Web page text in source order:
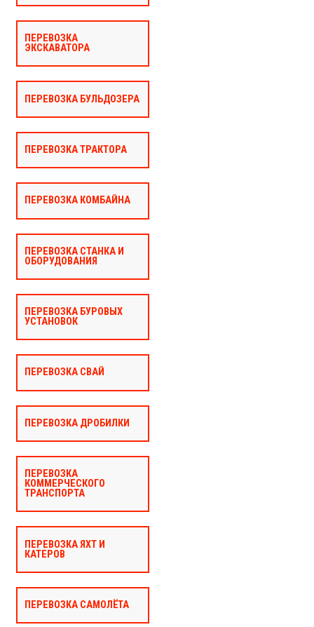
ПЕРЕВОЗКА
ЭКСКАВАТОРА
ПЕРЕВОЗКА БУЛЬДОЗЕРА
ПЕРЕВОЗКА ТРАКТОРА
ПЕРЕВОЗКА КОМБАЙНА
ПЕРЕВОЗКА СТАНКА И
ОБОРУДОВАНИЯ
ПЕРЕВОЗКА БУРОВЫХ
УСТАНОВОК
ПЕРЕВОЗКА СВАЙ
ПЕРЕВОЗКА ДРОБИЛКИ
ПЕРЕВОЗКА
КОММЕРЧЕСКОГО
ТРАНСПОРТА
ПЕРЕВОЗКА ЯХТ И
КАТЕРОВ
ПЕРЕВОЗКА САМОЛЁТА